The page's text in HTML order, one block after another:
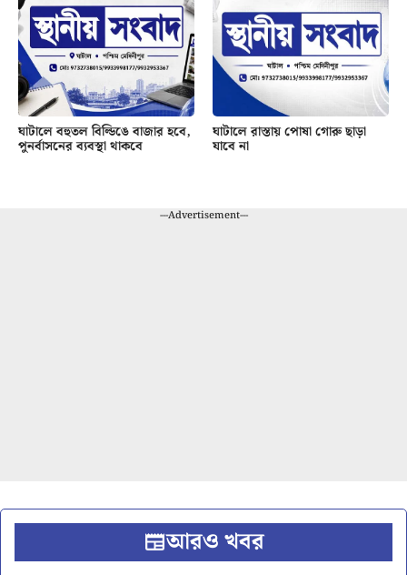
ঘাটালে বহুতল বিল্ডিঙে বাজার হবে,
পুনর্বাসনের ব্যবস্থা থাকবে
ঘাটালে রাস্তায় পোষা গোরু ছাড়া
যাবে না
---Advertisement---
আরও খবর